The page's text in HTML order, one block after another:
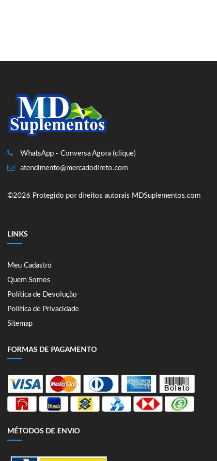
WhatsApp - Conversa Agora (clique)
atendimento@mercadodireto.com
©2026 Protegido por direitos autorais MDSuplementos.com
LINKS
Meu Cadastro
Quem Somos
Política de Devolução
Política de Privacidade
Sitemap
FORMAS DE PAGAMENTO
MÉTODOS DE ENVIO